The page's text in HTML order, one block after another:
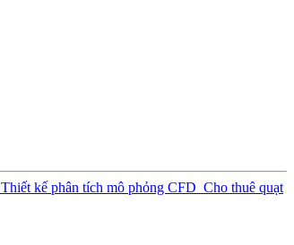
Thiết kế phân tích mô phỏng CFD Cho thuê quạt